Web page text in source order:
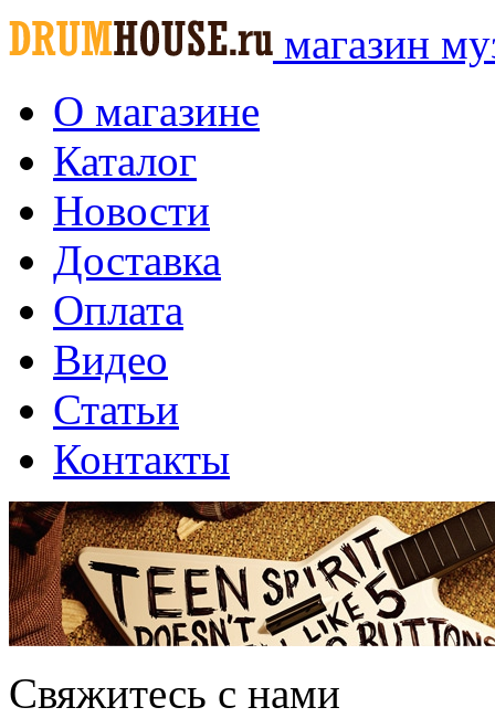
магазин
О магазине
Каталог
Новости
Доставка
Оплата
Видео
Статьи
Контакты
Свяжитесь с нами